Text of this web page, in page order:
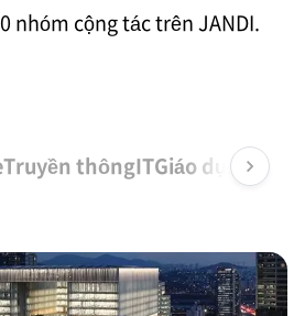
nhóm cộng tác trên JANDI.
Truyền thôngITGiáo dục Agency